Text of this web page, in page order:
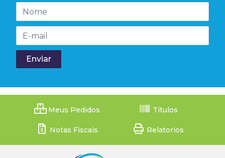
Meus Pedidos Títulos
Notas Fiscais Relatorios